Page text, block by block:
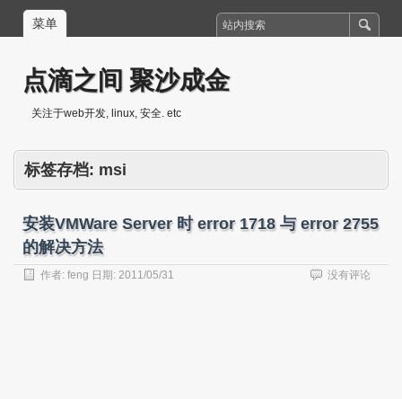
菜单
点滴之间 聚沙成金
关注于web开发, linux, 安全. etc
标签存档: msi
安装VMWare Server 时 error 1718 与 error 2755
的解决方法
作者: feng 日期: 2011/05/31 没有评论